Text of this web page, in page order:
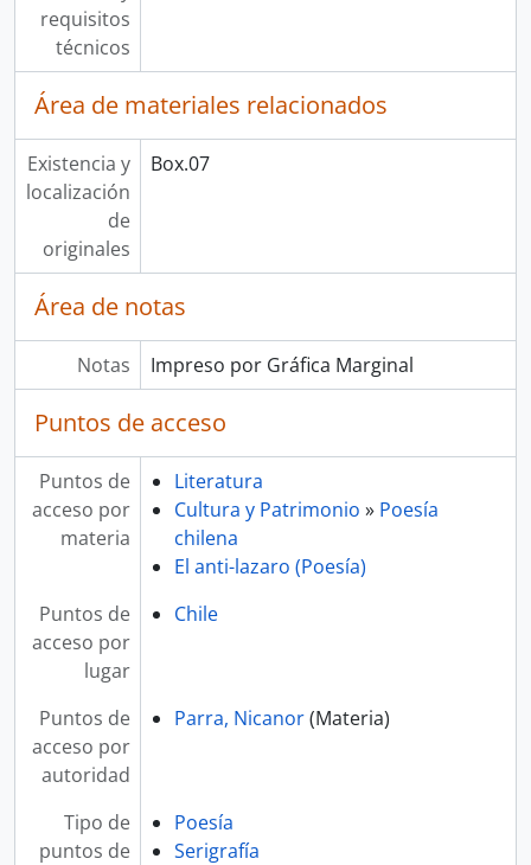
requisitos
técnicos
Área de materiales relacionados
Existencia y
localización
de
originales
Box.07
Área de notas
Notas Impreso por Gráfica Marginal
Puntos de acceso
Puntos de
acceso por
materia
Literatura
Cultura y Patrimonio » Poesía
chilena
El anti-lazaro (Poesía)
Puntos de
acceso por
lugar
Chile
Puntos de
acceso por
autoridad
Parra, Nicanor(Materia)
Tipo de
puntos de
Poesía
Serigrafía